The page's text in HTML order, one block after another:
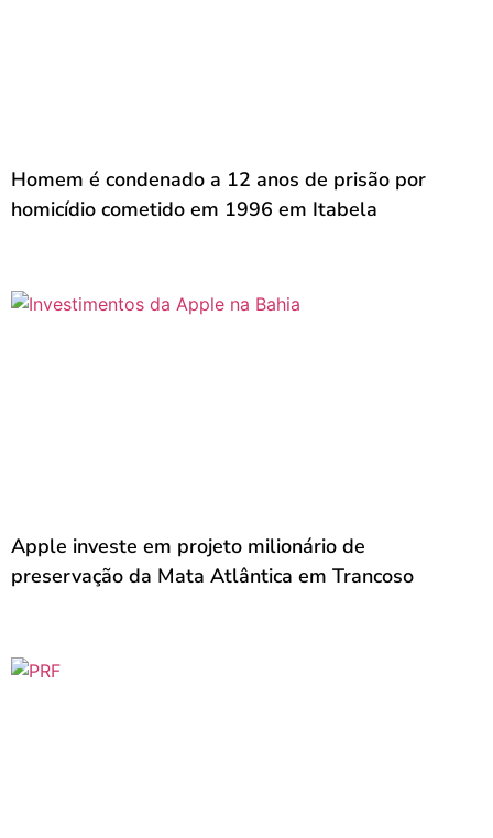
Homem é condenado a 12 anos de prisão por
homicídio cometido em 1996 em Itabela
Apple investe em projeto milionário de
preservação da Mata Atlântica em Trancoso